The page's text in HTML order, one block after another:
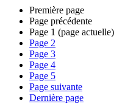
Première page
Page précédente
Page 1 (page actuelle)
Page 2
Page 3
Page 4
Page 5
Page suivante
Dernière page